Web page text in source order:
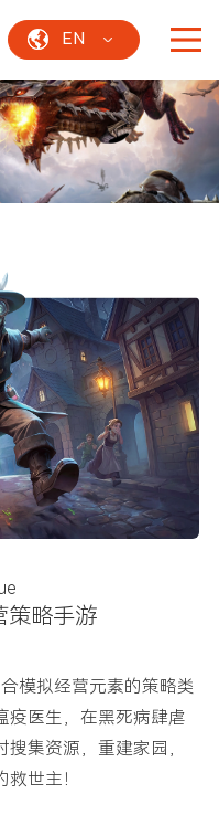
EN
策略手游
合模拟经营元素的策略类
疫医生，在黑死病肆虐
集资源，重建家园，
世主！